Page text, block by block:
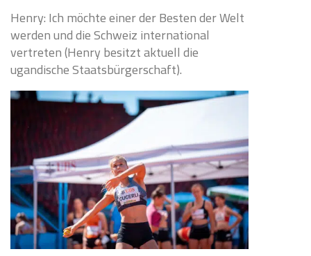
Henry: Ich möchte einer der Besten der Welt
werden und die Schweiz international
vertreten (Henry besitzt aktuell die
ugandische Staatsbürgerschaft).